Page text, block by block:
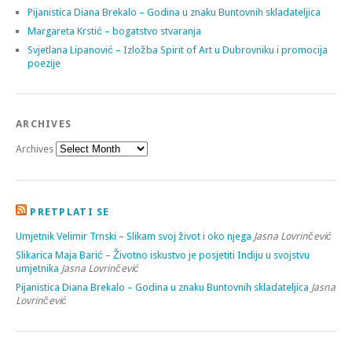
Pijanistica Diana Brekalo – Godina u znaku Buntovnih skladateljica
Margareta Krstić – bogatstvo stvaranja
Svjetlana Lipanović – Izložba Spirit of Art u Dubrovniku i promocija
poezije
ARCHIVES
Archives
PRETPLATI SE
Umjetnik Velimir Trnski – Slikam svoj život i oko njega Jasna Lovrinčević
Slikarica Maja Barić – Životno iskustvo je posjetiti Indiju u svojstvu
umjetnika Jasna Lovrinčević
Pijanistica Diana Brekalo – Godina u znaku Buntovnih skladateljica Jasna
Lovrinčević